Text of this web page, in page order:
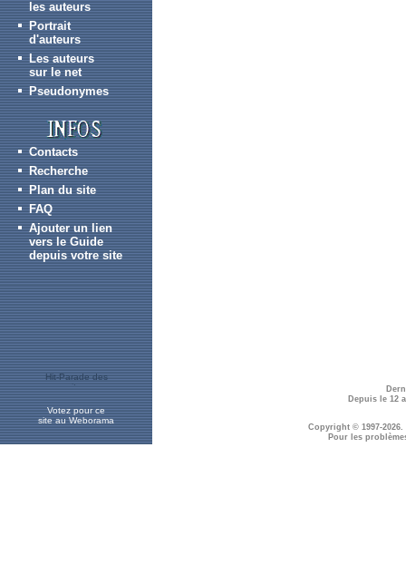
les auteurs
Portrait
d'auteurs
Les auteurs
sur le net
Pseudonymes
Contacts
Recherche
Plan du site
FAQ
Ajouter un lien
vers le Guide
depuis votre site
Votez pour ce
site au Weborama
Depuis le 12
Copyright © 1997-2026.
Pour les